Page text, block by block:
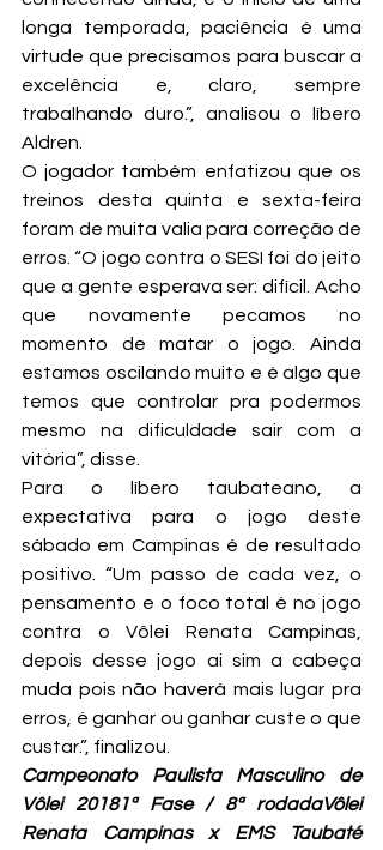
longa temporada, paciência é uma
virtude que precisamos para buscar a
excelência e, claro, sempre
trabalhando duro.”, analisou o líbero
Aldren.
O jogador também enfatizou que os
treinos desta quinta e sexta-feira
foram de muita valia para correção de
erros. “O jogo contra o SESI foi do jeito
que a gente esperava ser: difícil. Acho
que novamente pecamos no
momento de matar o jogo. Ainda
estamos oscilando muito e é algo que
temos que controlar pra podermos
mesmo na dificuldade sair com a
vitória”, disse.
Para o líbero taubateano, a
expectativa para o jogo deste
sábado em Campinas é de resultado
positivo. “Um passo de cada vez, o
pensamento e o foco total é no jogo
contra o Vôlei Renata Campinas,
depois desse jogo ai sim a cabeça
muda pois não haverá mais lugar pra
erros, é ganhar ou ganhar custe o que
custar.”, finalizou.
Campeonato Paulista Masculino de
Vôlei 20181ª Fase / 8ª rodadaVôlei
Renata Campinas x EMS Taubaté